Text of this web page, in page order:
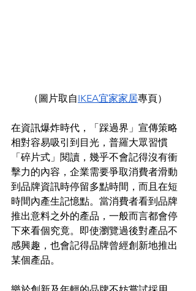
（圖片取自IKEA宜家家居專頁）
在資訊爆炸時代，「踩過界」宣傳策略
相對容易吸引到目光，普羅大眾習慣
「碎片式」閱讀，幾乎不會記得沒有衝
擊力的內容，企業需要爭取消費者滑動
到品牌資訊時停留多點時間，而且在短
時間內產生記憶點。當消費者看到品牌
推出意料之外的產品，一般而言都會停
下來看個究竟。即使瀏覽過後對產品不
感興趣，也會記得品牌曾經創新地推出
某個產品。